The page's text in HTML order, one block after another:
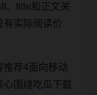
、title和正文关
有实际阅读价
推荐4面向移动
心围绕吃瓜下载